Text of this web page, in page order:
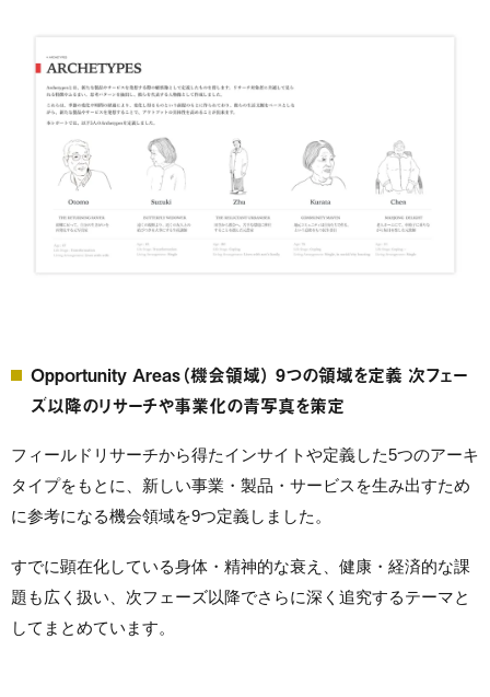
Opportunity Areas（機会領域） 9つの領域を定義 次フェー
ズ以降のリサーチや事業化の青写真を策定
フィールドリサーチから得たインサイトや定義した5つのアーキ
タイプをもとに、新しい事業・製品・サービスを生み出すため
に参考になる機会領域を9つ定義しました。
すでに顕在化している身体・精神的な衰え、健康・経済的な課
題も広く扱い、次フェーズ以降でさらに深く追究するテーマと
してまとめています。